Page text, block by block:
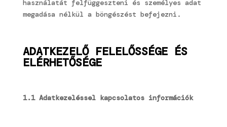
használatát felfüggeszteni és személyes adat
megadása nélkül a böngészést befejezni.
ADATKEZELŐ FELELŐSSÉGE ÉS
ELÉRHETŐSÉGE
1.1 Adatkezeléssel kapcsolatos információk